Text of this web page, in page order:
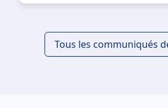
Tous les communiqués